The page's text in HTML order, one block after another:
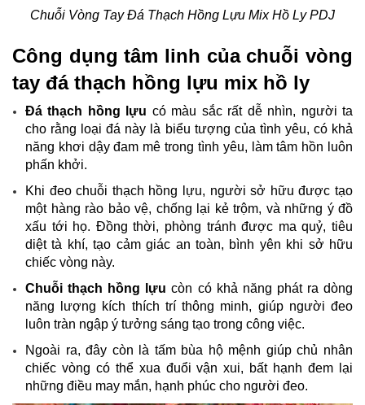
Chuỗi Vòng Tay Đá Thạch Hồng Lựu Mix Hồ Ly PDJ
Công dụng tâm linh của chuỗi vòng
tay đá thạch hồng lựu mix hồ ly
Đá thạch hồng lựu có màu sắc rất dễ nhìn, người ta
cho rằng loại đá này là biểu tượng của tình yêu, có khả
năng khơi dậy đam mê trong tình yêu, làm tâm hồn luôn
phấn khởi.
Khi đeo chuỗi thạch hồng lựu, người sở hữu được tạo
một hàng rào bảo vệ, chống lại kẻ trộm, và những ý đồ
xấu tới họ. Đồng thời, phòng tránh được ma quỷ, tiêu
diệt tà khí, tạo cảm giác an toàn, bình yên khi sở hữu
chiếc vòng này.
Chuỗi thạch hồng lựu còn có khả năng phát ra dòng
năng lượng kích thích trí thông minh, giúp người đeo
luôn tràn ngập ý tưởng sáng tạo trong công việc.
Ngoài ra, đây còn là tấm bùa hộ mệnh giúp chủ nhân
chiếc vòng có thể xua đuổi vận xui, bất hạnh đem lại
những điều may mắn, hạnh phúc cho người đeo.